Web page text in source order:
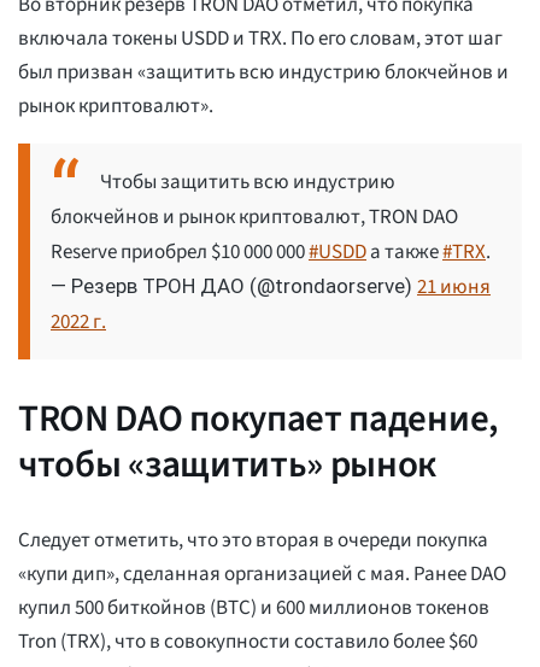
включала токены USDD и TRX. По его словам, этот шаг
был призван «защитить всю индустрию блокчейнов и
рынок криптовалют».
Чтобы защитить всю индустрию
блокчейнов и рынок криптовалют, TRON DAO
Reserve приобрел $10 000 000#USDDа также#TRX.
— Резерв ТРОН ДАО (@trondaorserve) 21 июня
2022 г.
TRON DAO покупает падение,
чтобы «защитить» рынок
Следует отметить, что это вторая в очереди покупка
«купи дип», сделанная организацией с мая. Ранее DAO
купил 500 биткойнов (BTC) и 600 миллионов токенов
Tron (TRX), что в совокупности составило более $60